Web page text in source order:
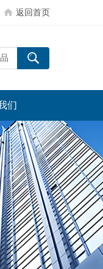
返回首页
们